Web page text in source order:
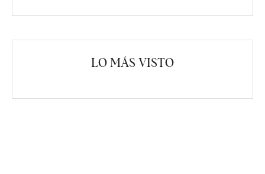
LO MÁS VISTO